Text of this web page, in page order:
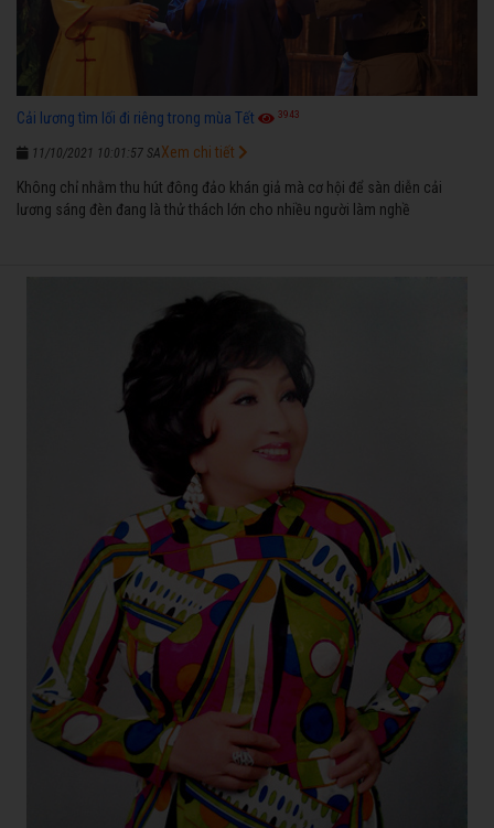
Cải lương tìm lối đi riêng trong mùa Tết 3943
11/10/2021 10:01:57 SA
Không chỉ nhằm thu hút đông đảo khán giả mà cơ hội để sàn diễn cải
lương sáng đèn đang là thử thách lớn cho nhiều người làm nghề
Xem chi tiết